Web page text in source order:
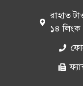
রাহাত
১৪ লিংক